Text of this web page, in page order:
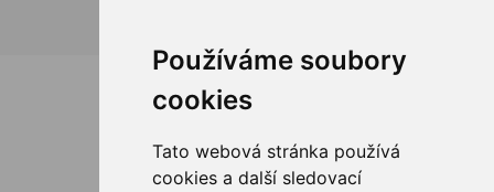
Používáme soubory
cookies
Tato webová stránka používá
cookies a další sledovací